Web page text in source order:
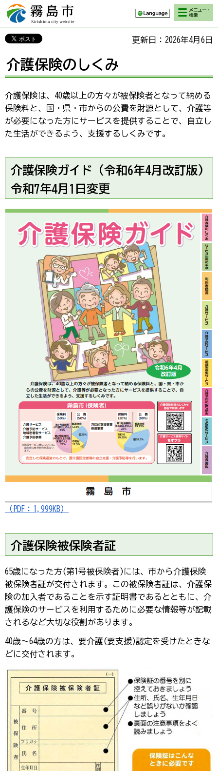
霧島市 Kirishima
city website
検索・メニ
ュー
更新日：2026年4月6日
介護保険のしくみ
介護保険は、40歳以上の方々が被保険者となって納める
保険料と、国・県・市からの公費を財源として、介護等
が必要になった方にサービスを提供することで、自立し
た生活ができるよう、支援するしくみです。
介護保険ガイド（令和6年4月改訂版)
令和7年4月1日変更
（PDF：1,999KB）
介護保険被保険者証
65歳になった方(第1号被保険者)には、市から介護保険
被保険者証が交付されます。この被保険者証は、介護保
険の加入者であることを示す証明書であるとともに、介
護保険のサービスを利用するために必要な情報等が記載
されるなど大切な役割があります。
40歳～64歳の方は、要介護(要支援)認定を受けたときな
どに交付されます。